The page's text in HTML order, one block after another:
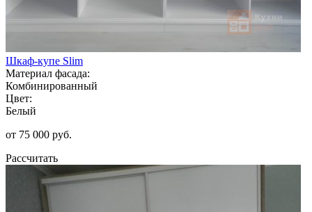
Шкаф-купе Slim
Материал фасада:
Комбинированный
Цвет:
Белый
от 75 000 руб.
Рассчитать